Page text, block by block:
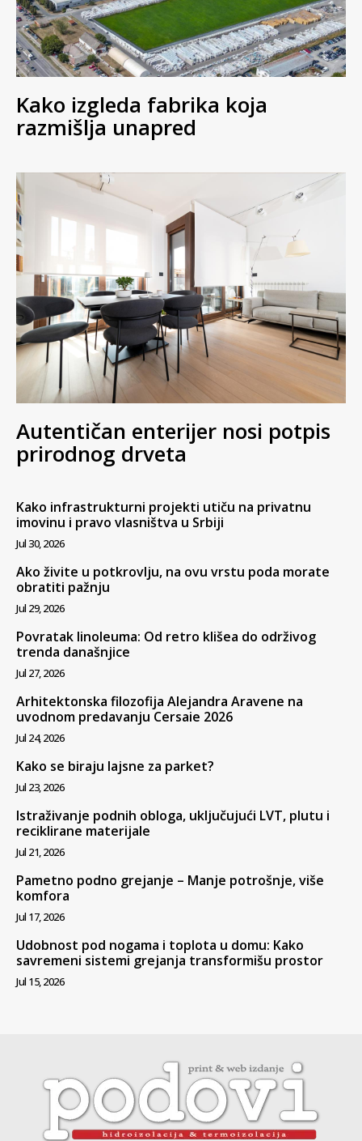
Kako izgleda fabrika koja
razmišlja unapred
Autentičan enterijer nosi potpis
prirodnog drveta
Kako infrastrukturni projekti utiču na privatnu
imovinu i pravo vlasništva u Srbiji
Jul 30, 2026
Ako živite u potkrovlju, na ovu vrstu poda morate
obratiti pažnju
Jul 29, 2026
Povratak linoleuma: Od retro klišea do održivog
trenda današnjice
Jul 27, 2026
Arhitektonska filozofija Alejandra Aravene na
uvodnom predavanju Cersaie 2026
Jul 24, 2026
Kako se biraju lajsne za parket?
Jul 23, 2026
Istraživanje podnih obloga, uključujući LVT, plutu i
reciklirane materijale
Jul 21, 2026
Pametno podno grejanje – Manje potrošnje, više
komfora
Jul 17, 2026
Udobnost pod nogama i toplota u domu: Kako
savremeni sistemi grejanja transformišu prostor
Jul 15, 2026